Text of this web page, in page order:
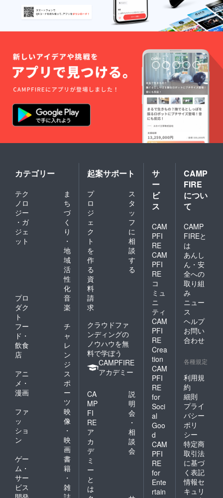
気入用
のポン
プは別
にご用
意して
い。
カテゴリー
テク
ノロ
ジー
・ガ
ジェ
ット
ま
ち
づ
く
り
・
地
域
活
性
化
プロ
ダク
ト
音
楽
フー
ド・
飲食
店
チ
ャ
レ
ン
ジ
アニ
メ・
漫画
ス
ポ
ー
ツ
ファ
ッ
ショ
ン
映
像
・
映
画
ゲー
ム・
サー
ビス
書
籍
・
雑
起案サポート
プ
ロ
ジ
ェ
ク
ト
を
作
る
ス
タ
ッ
フ
に
相
談
す
る
資
料
請
求
クラウドファ
ンディングの
ノウハウを無
料で学ぼう
CAMPFIRE
アカデミー
CA
MP
FI
RE
ア
カ
デ
ミ
ー
と
は
説
明
会
・
相
談
会
サ
ー
ビ
ス
CAM
PFI
RE
CAM
PFI
RE
コ
ミュ
ニ
ティ
CAM
PFI
RE
Crea
tion
CAM
PFI
RE
for
Soci
al
Goo
d
CAM
PFI
RE
for
Ente
rtain
CAMP
FIRE
につい
て
CAMP
FIREと
は
あんし
ん・安
全への
取り組
み
ニュー
ス
ヘルプ
お問い
合わせ
各種規定
利用規
約
細則
プライ
バシー
ポリ
シー
特定商
取引法
に基づ
く表記
情報セ
キュリ